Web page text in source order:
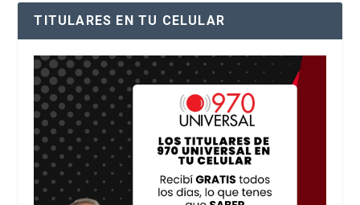
TITULARES EN TU CELULAR